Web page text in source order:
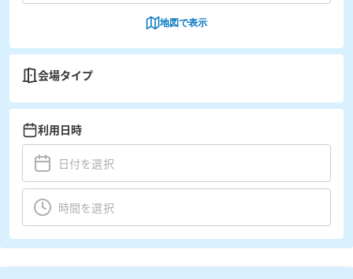
地図で表示
会場タイプ
利用日時